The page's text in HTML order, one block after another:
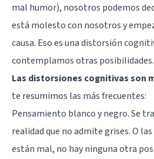
mal humor), nosotros podemos
está molesto con nosotros y
causa. Eso es una distorsión
contemplamos otras posibilidades.
Las distorsiones cognitivas son
te resumimos las más frecuentes:
Pensamiento blanco y negro. Se
realidad que no admite grises. O
están mal, no hay ninguna otra